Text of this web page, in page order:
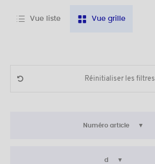
Vue liste Vue grille
Réinitialiser les filtres
Numéro article
d